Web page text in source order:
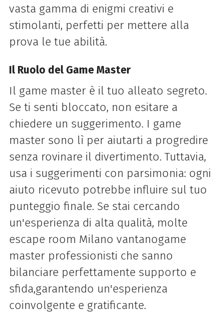
vasta gamma di enigmi creativi e
stimolanti, perfetti per mettere alla
prova le tue abilità.
Il Ruolo del Game Master
Il game master è il tuo alleato segreto.
Se ti senti bloccato, non esitare a
chiedere un suggerimento. I game
master sono lì per aiutarti a progredire
senza rovinare il divertimento. Tuttavia,
usa i suggerimenti con parsimonia: ogni
aiuto ricevuto potrebbe influire sul tuo
punteggio finale. Se stai cercando
un'esperienza di alta qualità, molte
escape room Milano vantanogame
master professionisti che sanno
bilanciare perfettamente supporto e
sfida,garantendo un'esperienza
coinvolgente e gratificante.